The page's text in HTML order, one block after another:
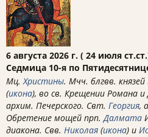
6 августа 2026 г. ( 24 июля
Седмица 10-я по
Мц.Христины. Мчч. блгвв. князей
(икона), во св. Крещении Романа
архим. Печерского. Свт. Георгия,
Обретение мощей прп.Далмата
диакона. Свв. Николая (икона) и